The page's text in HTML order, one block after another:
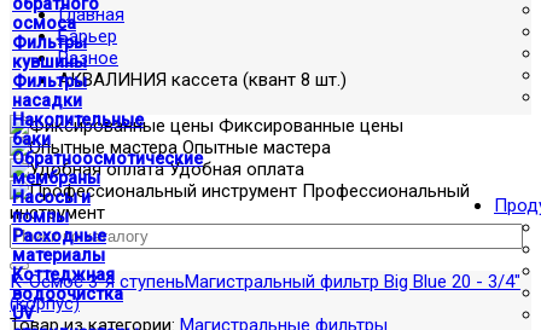
осмоса
Фильтры
кувшины
Фильтры
насадки
Накопительные
баки
Обратноосмотические
мембраны
Насосы и
помпы
Расходные
материалы
Коттеджная
водоочистка
UV
Главная
Барьер
Разное
АКВАЛИНИЯ кассета (квант 8 шт.)
Фиксированные цены
Опытные мастера
Удобная оплата
Профессиональный
инструмент
К-Осмос 3-я ступеньМагистральный фильтр Big Blue 20 - 3/4"
(корпус)
Товар из категории: Магистральные фильтры